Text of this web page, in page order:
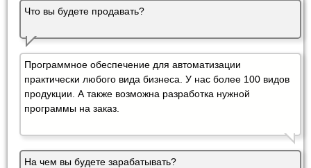
Что вы будете продавать?
Программное обеспечение для автоматизации
практически любого вида бизнеса. У нас более 100 видов
продукции. А также возможна разработка нужной
программы на заказ.
На чем вы будете зарабатывать?